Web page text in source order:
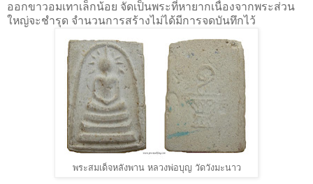
ออกขาวอมเทาเล็กน้อย จัดเป็นพระที่หายากเนื่องจากพระส่วน
ใหญ่จะชำรุด จำนวนการสร้างไม่ได้มีการจดบันทึกไว้
พระสมเด็จหลังพาน หลวงพ่อบุญ วัดวังมะนาว